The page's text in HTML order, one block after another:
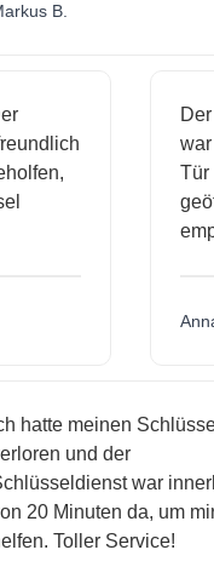
B.
hatte meinen Schlüssel
und der
war
20 Minuten da, um mir
Toller Service!